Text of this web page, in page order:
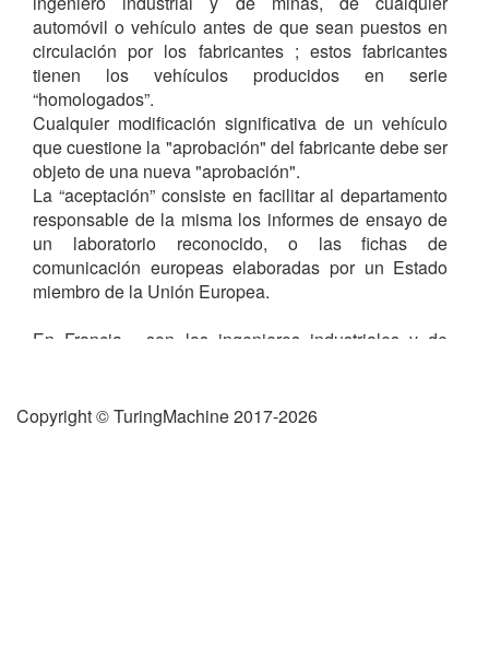
automóvil o vehículo antes de que sean puestos en
circulación por los fabricantes ; estos fabricantes
tienen los vehículos producidos en serie
“homologados”.
Cualquier modificación significativa de un vehículo
que cuestione la "aprobación" del fabricante debe ser
objeto de una nueva "aprobación".
La “aceptación” consiste en facilitar al departamento
responsable de la misma los informes de ensayo de
un laboratorio reconocido, o las fichas de
comunicación europeas elaboradas por un Estado
miembro de la Unión Europea.
En Francia , son los ingenieros industriales y de
esta misión de recepción estaba a cargo de una
administración específica: el “Servicio de Minería”,
Copyright © TuringMachine 2017-2026